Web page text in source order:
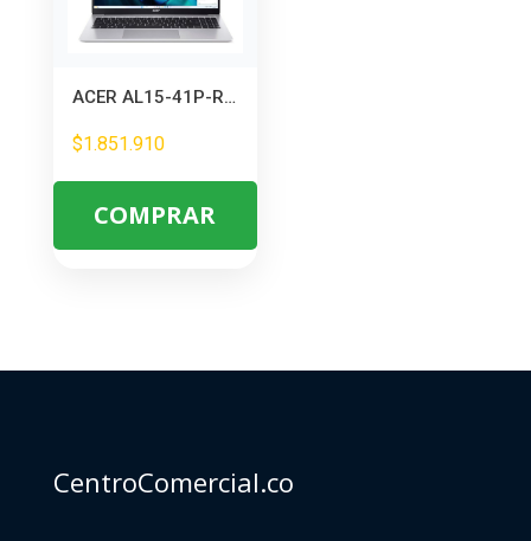
ACER AL15-41P-R7JP – AMD RYZEN 7 5700U – 8GB DDR4 – 512GB SSD – PANTALLA 15,6\
$1.851.910
COMPRAR
CentroComercial.co